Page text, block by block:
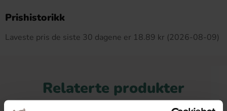
Prishistorikk
Laveste pris de siste 30 dagene er 18.89 kr (2026-08-09)
Relaterte produkter